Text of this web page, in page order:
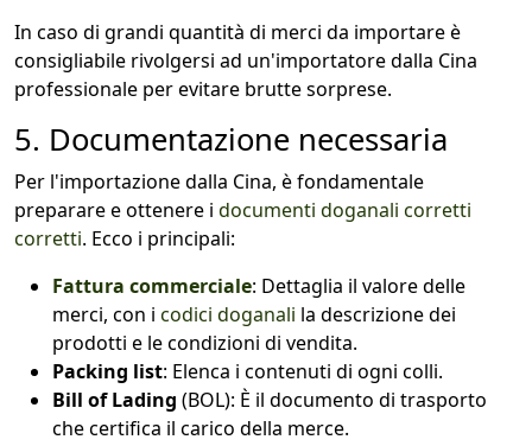
In caso di grandi quantità di merci da importare è
consigliabile rivolgersi ad un'importatore dalla Cina
professionale per evitare brutte sorprese.
5. Documentazione necessaria
Per l'importazione dalla Cina, è fondamentale
preparare e ottenere i documenti doganali corretti
corretti. Ecco i principali:
Fattura commerciale: Dettaglia il valore delle
merci, con i codici doganali la descrizione dei
prodotti e le condizioni di vendita.
Packing list: Elenca i contenuti di ogni colli.
Bill of Lading (BOL): È il documento di trasporto
che certifica il carico della merce.